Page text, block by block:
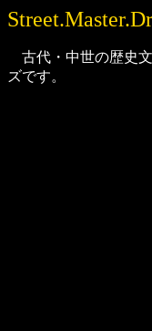
古代・中世の歴史文
ズです。